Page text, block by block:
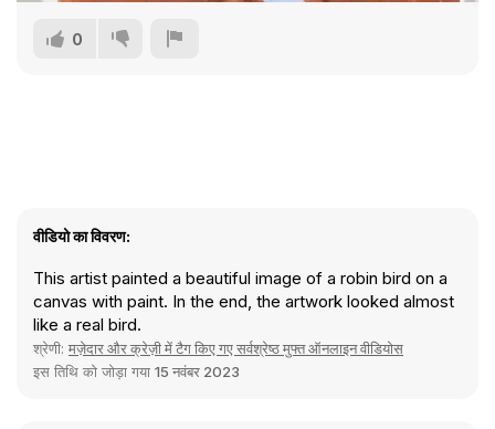
0
वीडियो का विवरण:
This artist painted a beautiful image of a robin bird on a
canvas with paint. In the end, the artwork looked almost
like a real bird.
श्रेणी: मज़ेदार और क्रेज़ी में टैग किए गए सर्वश्रेष्ठ मुफ्त ऑनलाइन वीडियोस
इस तिथि को जोड़ा गया 15 नवंबर 2023